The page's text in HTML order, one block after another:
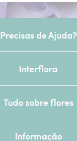
Precisas de Ajuda?
Interflora
Tudo sobre flores
Informação